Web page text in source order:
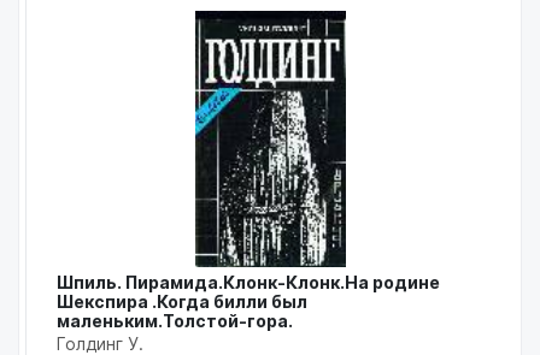
Шпиль. Пирамида.Клонк-Клонк.На родине
Шекспира .Когда билли был
маленьким.Толстой-гора.
Голдинг У.